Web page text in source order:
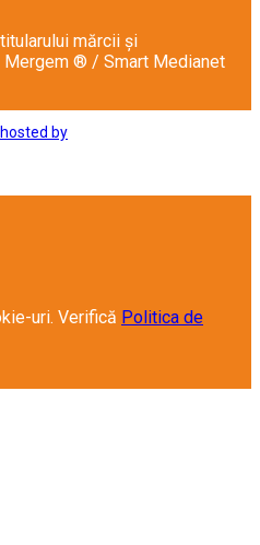
mărcii și
Mergem ® / Smart Medianet
by
uri. Verifică Politica de